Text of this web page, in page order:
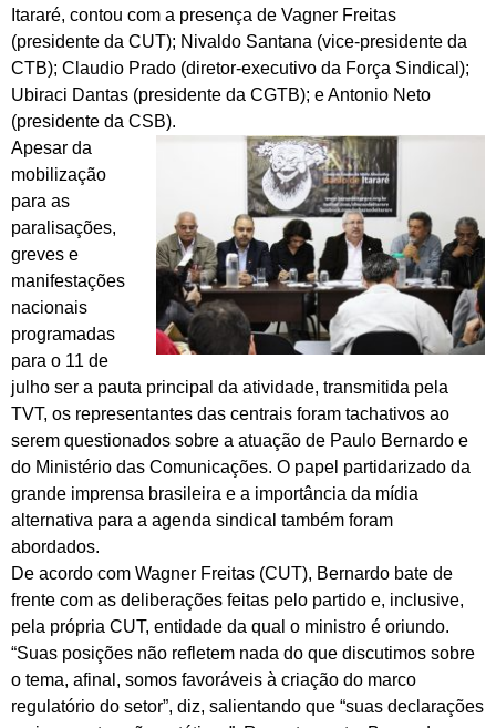
Itararé, contou com a presença de Vagner Freitas
(presidente da CUT); Nivaldo Santana (vice-presidente da
CTB); Claudio Prado (diretor-executivo da Força Sindical);
Ubiraci Dantas (presidente da CGTB); e Antonio Neto
(presidente da CSB).
Apesar da
mobilização
para as
paralisações,
greves e
manifestações
nacionais
programadas
para o 11 de
julho ser a pauta principal da atividade, transmitida pela
TVT, os representantes das centrais foram tachativos ao
serem questionados sobre a atuação de Paulo Bernardo e
do Ministério das Comunicações. O papel partidarizado da
grande imprensa brasileira e a importância da mídia
alternativa para a agenda sindical também foram
abordados.
De acordo com Wagner Freitas (CUT), Bernardo bate de
frente com as deliberações feitas pelo partido e, inclusive,
pela própria CUT, entidade da qual o ministro é oriundo.
“Suas posições não refletem nada do que discutimos sobre
o tema, afinal, somos favoráveis à criação do marco
regulatório do setor”, diz, salientando que “suas declarações